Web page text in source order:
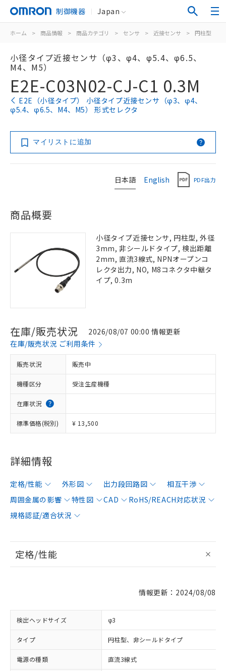
制御機器 Japan
ホーム > 商品情報 > 商品カテゴリ > センサ > 近接センサ > 円柱型
小径タイプ近接センサ（φ3、φ4、φ5.4、φ6.5、
M4、M5）
E2E-C03N02-CJ-C1 0.3M
E2E（小径タイプ） 小径タイプ近接センサ（φ3、φ4、
φ5.4、φ6.5、M4、M5） 形式セレクタ
マイリストに追加
日本語 English PDF出力
商品概要
小径タイプ近接センサ, 円柱型, 外径
3mm, 非シールドタイプ, 検出距離
2mm, 直流3線式, NPNオープンコ
レクタ出力, NO, M8コネクタ中継タ
イプ, 0.3m
在庫/販売状況
2026/08/07 00:00 情報更新
在庫/販売状況 ご利用条件
販売状況 販売中
機種区分 受注生産機種
在庫状況
標準価格(税別) ¥ 13,500
詳細情報
定格/性能 外形図 出力段回路図
相互干渉
周囲金属の影響
特性図 CAD
RoHS/REACH対応状況
規格認証/適合状況
定格/性能
情報更新：2024/08/08
検出ヘッドサイズ φ3
タイプ 円柱型、非シールドタイプ
電源の種類 直流3線式